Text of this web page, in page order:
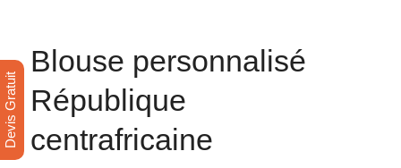
Blouse personnalisé
République
centrafricaine
Devis Gratuit